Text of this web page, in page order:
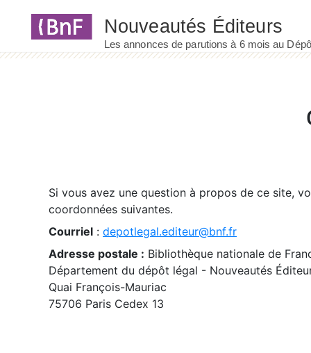
Si vous avez une question à propos de ce site,
coordonnées suivantes.
Courriel : depotlegal.editeur@bnf.fr
Adresse postale : Bibliothèque nationale de
Département du dépôt légal - Nouveautés
Quai François-Mauriac
75706 Paris Cedex 13